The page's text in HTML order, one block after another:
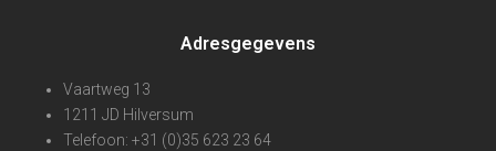
Adresgegevens
Vaartweg 13
1211 JD Hilversum
Telefoon: +31 (0)35 623 23 64